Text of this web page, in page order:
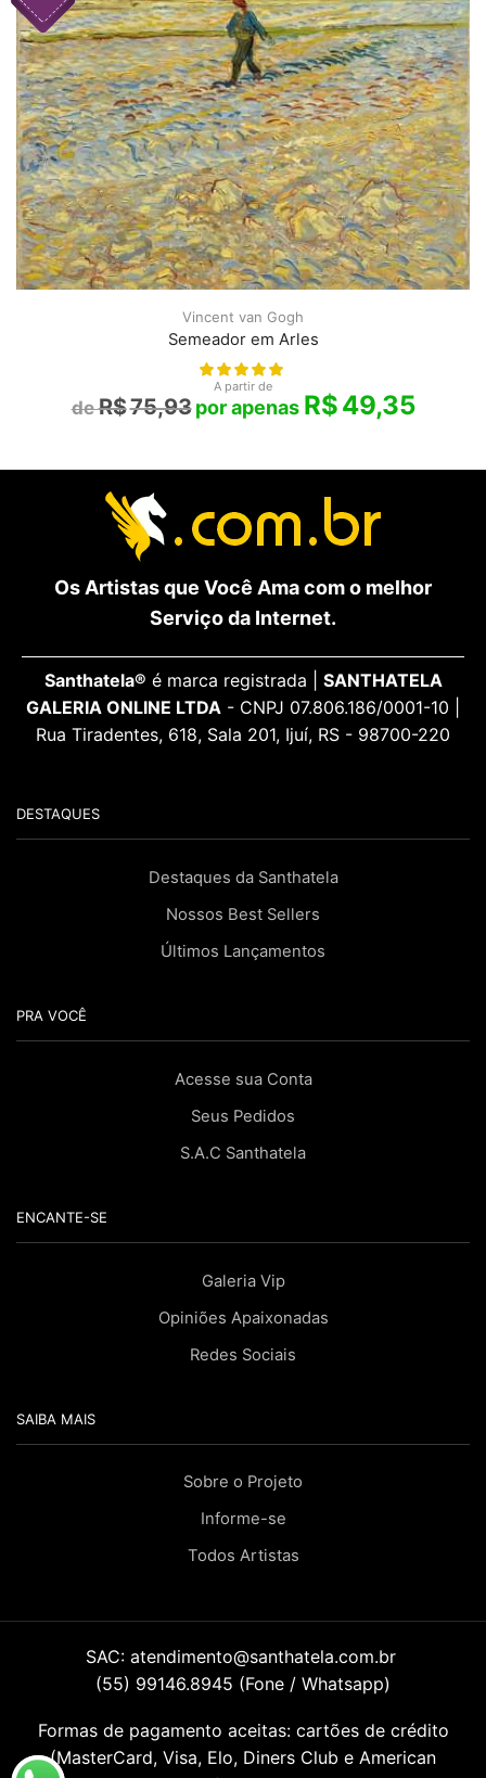
Vincent van Gogh
Semeador em Arles
A partir de
R$75,93 R$49,35
Os Artistas que Você Ama com o melhor
Serviço da Internet.
Santhatela® é marca registrada | SANTHATELA
GALERIA ONLINE LTDA - CNPJ 07.806.186/0001-10 |
Rua Tiradentes, 618, Sala 201, Ijuí, RS - 98700-220
DESTAQUES
Destaques da Santhatela
Nossos Best Sellers
Últimos Lançamentos
PRA VOCÊ
Acesse sua Conta
Seus Pedidos
S.A.C Santhatela
ENCANTE-SE
Galeria Vip
Opiniões Apaixonadas
Redes Sociais
SAIBA MAIS
Sobre o Projeto
Informe-se
Todos Artistas
SAC: atendimento@santhatela.com.br
(55) 99146.8945 (Fone / Whatsapp)
Formas de pagamento aceitas: cartões de crédito
(MasterCard, Visa, Elo, Diners Club e American